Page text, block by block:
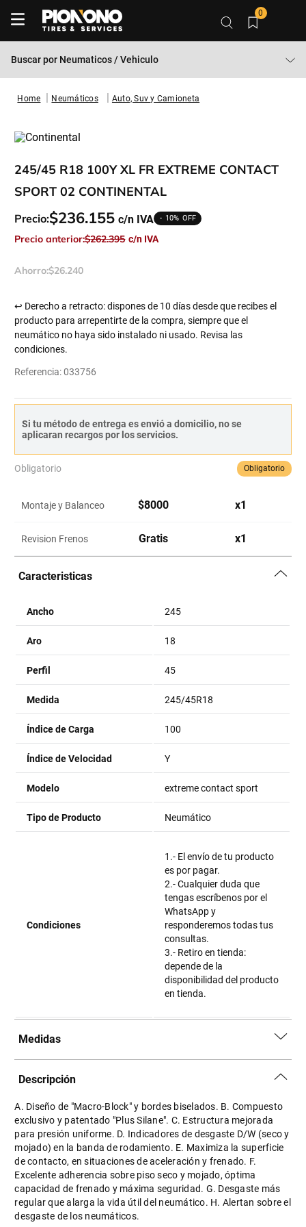
0
Buscar por Neumaticos / Vehiculo
Neumáticos Auto, Suv y Camioneta
245/45 R18 100Y XL FR EXTREME CONTACT
SPORT 02 CONTINENTAL
Precio:$236.155 10%
Precio anterior:$262.395
Ahorro:$26.240
↩ Derecho a retracto: dispones de 10 días desde que recibes el
producto para arrepentirte de la compra, siempre que el
neumático no haya sido instalado ni usado. Revisa las
condiciones.
Referencia:033756
Si tu método de entrega es envió a domicilio, no se
aplicaran recargos por los servicios.
Obligatorio Obligatorio
Montaje y Balanceo $8000 x1
Revision Frenos Gratis x1
Caracteristicas
Ancho 245
Aro 18
Perfil 45
Medida 245/45R18
Índice de Carga 100
Índice de Velocidad Y
Modelo extreme contact sport
Tipo de Producto Neumático
Condiciones
1.- El envío de tu producto
es por pagar.
2.- Cualquier duda que
tengas escríbenos por el
WhatsApp y
responderemos todas tus
consultas.
3.- Retiro en tienda:
depende de la
disponibilidad del producto
en tienda.
Medidas
Descripción
A. Diseño de "Macro-Block" y bordes biselados. B. Compuesto
exclusivo y patentado "Plus Silane". C. Estructura mejorada
para presión uniforme. D. Indicadores de desgaste D/W (seco y
mojado) en la banda de rodamiento. E. Maximiza la superficie
de contacto, en situaciones de aceleración y frenado. F.
Excelente adherencia sobre piso seco y mojado, óptima
capacidad de frenado y máxima seguridad. G. Desgaste más
regular que alarga la vida útil del neumático. H. Alertan sobre el
desgaste de los neumáticos.